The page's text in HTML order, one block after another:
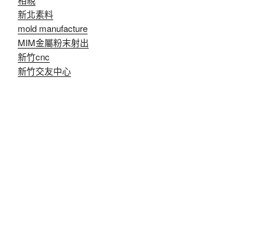
新北素料
mold manufacture
MIM金屬粉末射出
新竹cnc
新竹交友中心